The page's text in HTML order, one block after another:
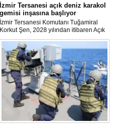
İzmir Tersanesi açık deniz karakol
gemisi inşasına başlıyor
İzmir Tersanesi Komutanı Tuğamiral
Korkut Şen, 2028 yılından itibaren Açık
Deniz Karakol Gemisi (ADKG) inşasına
başlanmasının hedeflendiğini açıkladı.